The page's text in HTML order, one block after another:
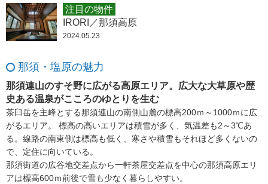
注目の物件
IRORI／那須高原
2024.05.23
那須・塩原の魅力
那須連山のすそ野に広がる高原エリア。広大な大草原や歴
史ある温泉がこころのゆとりを生む
茶臼岳を主峰とする那須連山の南側山麓の標高200ｍ～1000ｍに広
がるエリア。 標高の高いエリアは積雪が多く、気温差も2～3℃あ
る。線路の南東側は標高も低く、寒さや積雪もそれほど多くないの
で、定住に向いている。
那須街道の広谷地交差点から一軒茶屋交差点を中心の那須高原エリ
アは標高600ｍ前後で雪も少なく暮らしやすい。